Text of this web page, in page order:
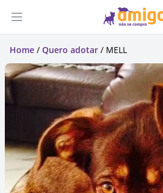
Abrir menu
Home / Quero adotar / MELL